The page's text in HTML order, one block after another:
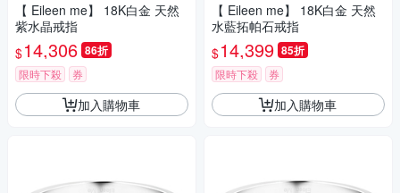
【 Eileen me】 18K白金 天然
紫水晶戒指
$14,306 86折
限時下殺 券
加入購物車
【 Eileen me】 18K白金 天然
水藍拓帕石戒指
$14,399 85折
限時下殺 券
加入購物車